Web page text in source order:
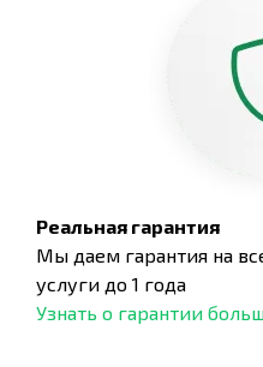
Реальная гарантия
Мы даем гарантия на
услуги до 1 года
Узнать о гарантии